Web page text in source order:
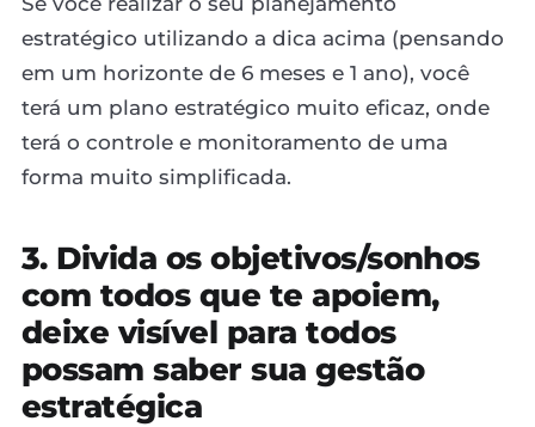
estratégico utilizando a dica acima (pensando
em um horizonte de 6 meses e 1 ano), você
terá um plano estratégico muito eficaz, onde
terá o controle e monitoramento de uma
forma muito simplificada.
3. Divida os objetivos/sonhos
com todos que te apoiem,
deixe visível para todos
possam saber sua gestão
estratégica